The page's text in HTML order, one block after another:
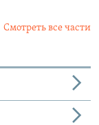
Смотреть все части